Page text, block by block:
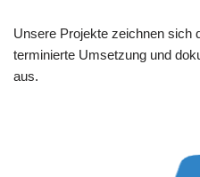
Unsere Projekte zeichnen sich
terminierte Umsetzung und
aus.